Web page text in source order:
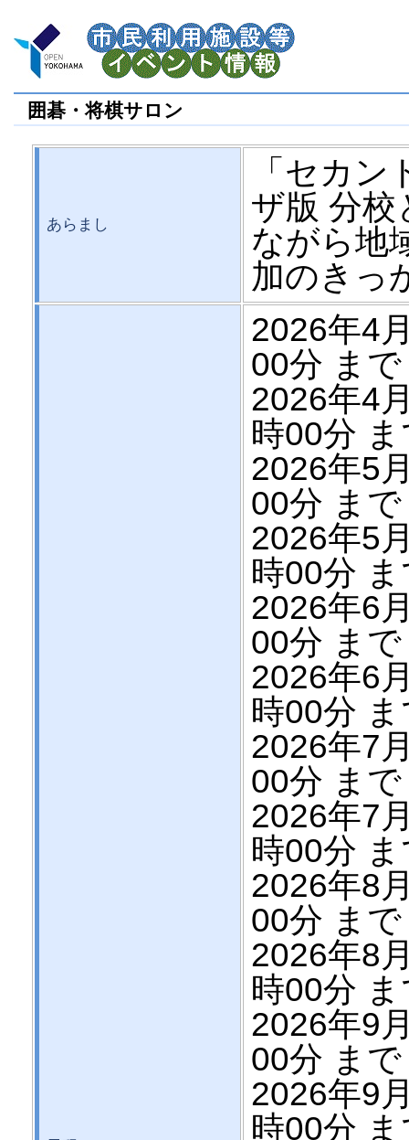
囲碁・将棋サロン
あらまし
「セカ
ザ版 分校
ながら地
加のきっ
2026年4
00分 まで
2026年4
時00分
2026年5
00分 まで
2026年5
時00分
2026年6
00分 まで
2026年6
時00分
2026年7
00分 まで
2026年7
時00分
2026年8
00分 まで
2026年8
時00分
2026年9
00分 まで
2026年9
時00分